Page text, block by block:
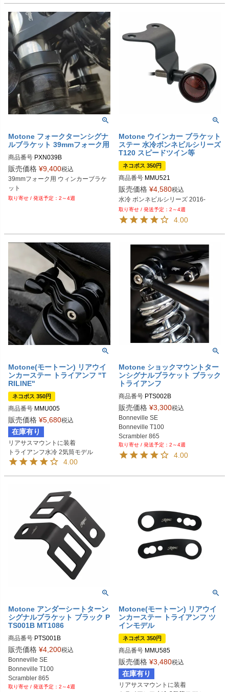
Motone フォークターンシグナ
ルブラケット 39mmフォーク用
商品番号 PXN039B
Biker's型番：MT1088
販売価格 ¥9,400税込
39mmフォーク用 ウィンカーブラケ
ット
2～4週
Motone ウインカー ブラケット
ステー 水冷ボンネビルシリーズ
T120 スピードツイン等
ネコポス 350円
商品番号 MMU521
販売価格 ¥4,580税込
水冷 ボンネビルシリーズ 2016-
2～4週
4.00
Motone(モートーン) リアウイ
ンカーステー トライアンフ "T
RILINE"
ネコポス 350円
商品番号 MMU005
販売価格 ¥5,680税込
在庫有り
リアサスマウントに装着
4.00
Motone ショックマウントター
ンシグナルブラケット ブラック
トライアンフ
商品番号 PTS002B
Biker's型番：MT1079
販売価格 ¥3,300税込
Bonneville SE
Bonneville T100
Scrambler 865
Thruxton
2～4週
4.00
Motone アンダーシートターン
シグナルブラケット ブラック P
TS001B MT1086
商品番号 PTS001B
Biker's型番：MT1086
販売価格 ¥4,200税込
Bonneville SE
Bonneville T100
Scrambler 865
Thruxton
2～4週
Motone(モートーン) リアウイ
ンカーステー トライアンフ ツ
インモデル
ネコポス 350円
商品番号 MMU585
販売価格 ¥3,480税込
在庫有り
リアサスマウントに装着